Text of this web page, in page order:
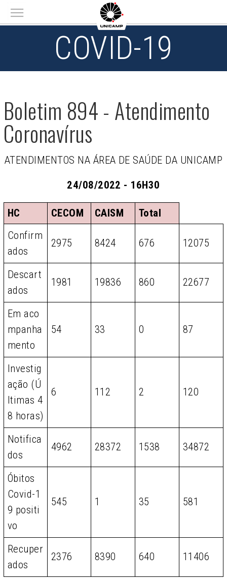
Main menu
COVID-19
Boletim 894 - Atendimento
Coronavírus
ATENDIMENTOS NA ÁREA DE SAÚDE DA UNICAMP
24/08/2022 - 16H30
HC CECOM CAISM
Total
Confirm
ados
2975 8424 676 12075
Descart
ados
1981 19836 860 22677
Em aco
mpanha
mento
54 33 0 87
Investig
ação (Ú
ltimas 4
8 horas)
6 112 2 120
Notifica
dos
4962 28372 1538 34872
Óbitos
Covid-1
9 positi
vo
545 1 35 581
Recuper
ados
2376 8390 640 11406